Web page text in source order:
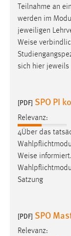
Teilnahme an
werden im
jeweiligen
Weise
sich hier jeweils
[PDF] SPO PI
Relevanz:
4Über das
Weise
Satzung
[PDF] SPO
Relevanz:
Cookie
Chat
Name:
Wird
Cookie
Name:
fe_user,